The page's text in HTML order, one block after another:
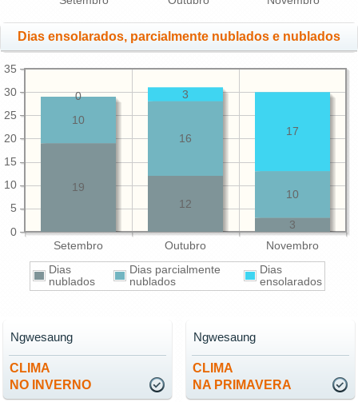
Dias ensolarados, parcialmente nublados e nublados
Setembro Outubro Novembro
0
5
10
15
20
25
30
35
3
12
19
10
16
10
17
3
0
Dias
nublados
Dias parcialmente
nublados
Dias
ensolarados
CLIMA
NO INVERNO
Ngwesaung
CLIMA
NA PRIMAVERA
Ngwesaung